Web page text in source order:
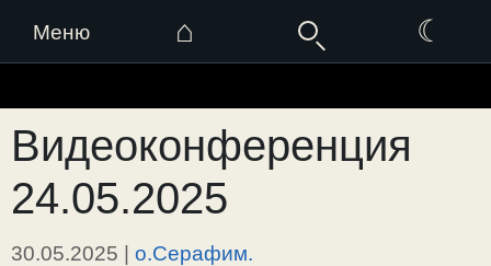
Меню ⌂ ☾
к
содержимому
Видеоконференция
24.05.2025
30.05.2025 | о.Серафим.